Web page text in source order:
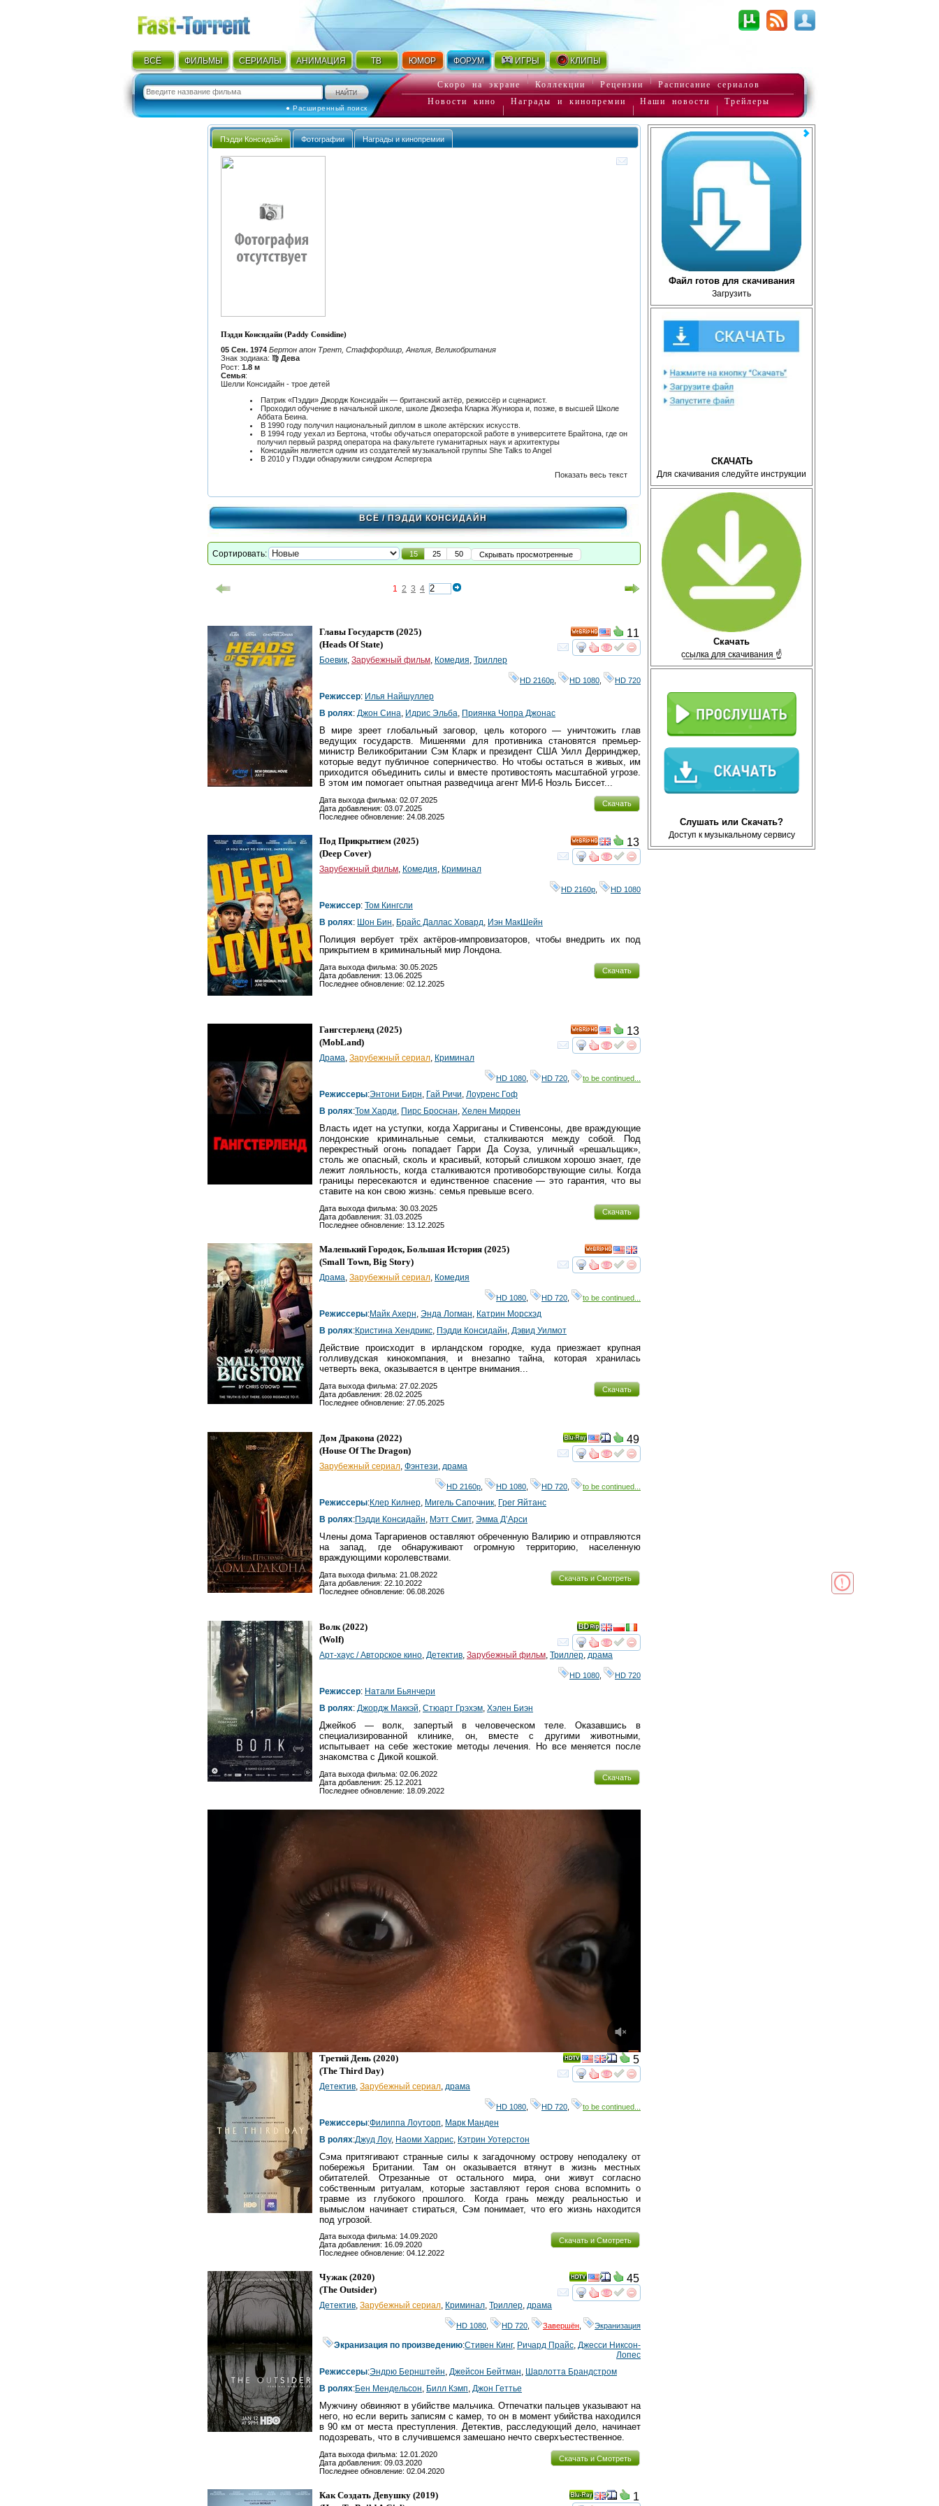
ВСЁ ФИЛЬМЫ СЕРИАЛЫ АНИМАЦИЯ ТВ ЮМОР ФОРУМ ИГРЫ КЛИПЫ
● Расширенный поиск
Скоро на экране Коллекции Рецензии
Расписание сериалов
Новости кино
Награды и кинопремии Наши новости Трейлеры
Файл готов для скачивания
Загрузить
СКАЧАТЬ
Для скачивания следуйте инструкции
Скачать
с̲с̲ы̲л̲к̲а̲ ̲д̲л̲я̲ ̲с̲к̲а̲ч̲и̲в̲а̲н̲и̲я̲ ☝
Слушать или Скачать?
Доступ к музыкальному сервису
Пэдди Консидайн Фотографии Награды и кинопремии
Пэдди Консидайн (Paddy Considine)
05 Сен. 1974 Бертон апон Трент, Стаффордшир, Англия, Великобритания
Знак зодиака: ♍ Дева
Рост: 1.8 м
Семья:
Шелли Консидайн - трое детей
Патрик «Пэдди» Джордж Консидайн — британский актёр, режиссёр и сценарист.
Проходил обучение в начальной школе, школе Джозефа Кларка Жуниора и, позже, в высшей Школе
Аббата Беина.
В 1990 году получил национальный диплом в школе актёрских искусств.
В 1994 году уехал из Бертона, чтобы обучаться операторской работе в университете Брайтона, где он
получил первый разряд оператора на факультете гуманитарных наук и архитектуры
Консидайн является одним из создателей музыкальной группы She Talks to Angel
В 2010 у Пэдди обнаружили синдром Аспергера
Показать весь текст
ВСЁ/ ПЭДДИ КОНСИДАЙН
Сортировать: 15 25 50 Скрывать просмотренные
1 2 3 4
смотретьинтересует
HD
11
Главы Государств (2025)
(Heads Of State)
Боевик, Зарубежный фильм, Комедия, Триллер
HD 2160р HD 1080 HD 720
Режиссер: Илья Найшуллер
В ролях: Джон Сина, Идрис Эльба, Приянка Чопра Джонас
В мире зреет глобальный заговор, цель которого — уничтожить глав
ведущих государств. Мишенями для противника становятся премьер-
министр Великобритании Сэм Кларк и президент США Уилл Дерринджер,
которые ведут публичное соперничество. Но чтобы остаться в живых, им
приходится объединить силы и вместе противостоять масштабной угрозе.
В этом им помогает опытная разведчица агент МИ-6 Ноэль Биссет...
Скачать
Дата выхода фильма: 02.07.2025
Дата добавления: 03.07.2025
Последнее обновление: 24.08.2025
смотретьинтересует
HD
13
Под Прикрытием (2025)
(Deep Cover)
Зарубежный фильм, Комедия, Криминал
HD 2160р HD 1080
Режиссер: Том Кингсли
В ролях: Шон Бин, Брайс Даллас Ховард, Иэн МакШейн
Полиция вербует трёх актёров-импровизаторов, чтобы внедрить их под
прикрытием в криминальный мир Лондона.
Скачать
Дата выхода фильма: 30.05.2025
Дата добавления: 13.06.2025
Последнее обновление: 02.12.2025
смотретьинтересует
HD
13
Гангстерленд (2025)
(MobLand)
Драма, Зарубежный сериал, Криминал
HD 1080 HD 720 to be continued...
Режиссеры:Энтони Бирн, Гай Ричи, Лоуренс Гоф
В ролях:Том Харди, Пирс Броснан, Хелен Миррен
Власть идет на уступки, когда Харриганы и Стивенсоны, две враждующие
лондонские криминальные семьи, сталкиваются между собой. Под
перекрестный огонь попадает Гарри Да Соуза, уличный «решальщик»,
столь же опасный, сколь и красивый, который слишком хорошо знает, где
лежит лояльность, когда сталкиваются противоборствующие силы. Когда
границы пересекаются и единственное спасение — это гарантия, что вы
ставите на кон свою жизнь: семья превыше всего.
Скачать
Дата выхода фильма: 30.03.2025
Дата добавления: 31.03.2025
Последнее обновление: 13.12.2025
смотретьинтересует
HD
Маленький Городок, Большая История (2025)
(Small Town, Big Story)
Драма Зарубежный сериал Комедия
HD 1080 HD 720 to be continued...
Режиссеры:Майк Ахерн Энда Логман Катрин Морсхэд
В ролях:Кристина Хендрикс Пэдди Консидайн Дэвид Уилмот
Действие происходит в ирландском городке, куда приезжает крупная
голливудская кинокомпания, и внезапно тайна, которая хранилась
четверть века, оказывается в центре внимания...
Скачать
Дата выхода фильма: 27.02.2025
Дата добавления: 28.02.2025
Последнее обновление: 27.05.2025
смотретьинтересует
Ray
49
Дом Дракона (2022)
(House Of The Dragon)
Зарубежный сериал Фэнтези драма
HD 2160р HD 1080 HD 720 to be continued...
Режиссеры:Клер Килнер Мигель Сапочник Грег Яйтанс
В ролях:Пэдди Консидайн Мэтт Смит, Эмма Д’Арси
Члены дома Таргариенов оставляют обреченную Валирию и отправляются
на запад, где обнаруживают огромную территорию, населенную
враждующими королевствами.
Скачать и Смотреть
Дата выхода фильма: 21.08.2022
Дата добавления: 22.10.2022
Последнее обновление: 06.08.2026
смотретьинтересует
Волк (2022)
(Wolf)
Арт-хаус / Авторское кино Детектив Зарубежный фильм Триллер драма
HD 1080 HD 720
Режиссер: Натали Бьянчери
В ролях: Джордж Маккэй Стюарт Грэхэм Хэлен Биэн
Джейкоб — волк, запертый в человеческом теле. Оказавшись в
специализированной клинике, он, вместе с другими животными,
испытывает на себе жестокие методы лечения. Но все меняется после
знакомства с Дикой кошкой.
Скачать
Дата выхода фильма: 02.06.2022
Дата добавления: 25.12.2021
Последнее обновление: 18.09.2022
смотретьинтересует
5
Третий День (2020)
(The Third Day)
Детектив Зарубежный сериал драма
HD 1080 HD 720 to be continued...
Режиссеры:Филиппа Лоуторп Марк Манден
В ролях:Джуд Лоу, Наоми Харрис Кэтрин Уотерстон
Сэма притягивают странные силы к загадочному острову неподалеку от
побережья Британии. Там он оказывается втянут в жизнь местных
обитателей. Отрезанные от остального мира, они живут согласно
собственным ритуалам, которые заставляют героя снова вспомнить о
травме из глубокого прошлого. Когда грань между реальностью и
вымыслом начинает стираться, Сэм понимает, что его жизнь находится
под угрозой.
Скачать и Смотреть
Дата выхода фильма: 14.09.2020
Дата добавления: 16.09.2020
Последнее обновление: 04.12.2022
смотретьинтересует
45
Чужак(2020)
(The Outsider)
Детектив, Зарубежный сериал, Криминал, Триллер, драма
HD 1080 HD 720 Завершён Экранизация
Экранизация по произведению:Стивен Кинг, Ричард Прайс, Джесси Никсон-
Лопес
Режиссеры:Эндрю Бернштейн, Джейсон Бейтман, Шарлотта Брандстром
В ролях:Бен Мендельсон, Билл Кэмп, Джон Геттье
Мужчину обвиняют в убийстве мальчика. Отпечатки пальцев указывают на
него, но если верить записям с камер, то он в момент убийства находился
в 90 км от места преступления. Детектив, расследующий дело, начинает
подозревать, что в случившемся замешано нечто сверхъестественное.
Скачать и Смотреть
Дата выхода фильма: 12.01.2020
Дата добавления: 09.03.2020
Последнее обновление: 02.04.2020
1
Как Создать Девушку (2019)